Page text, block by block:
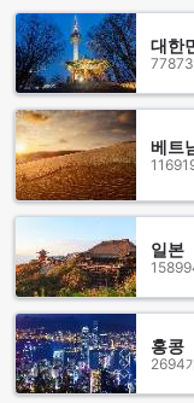
있습니다.
마게랑 셀라탄은 고
다. 이 호텔은 탁 트
들로 손님들의 편안
다. 또한, 마게랑 셀
한 레저 시설들을 갖
있습니다.
마게랑 셀라탄은 마
합니다. 이 호텔에서
인도네시아의 아름
시티허브 호텔 @자
시티허브 호텔 @자
으며, 가장 가까운 공
공항에서 호텔로 이
대한
베트
일본
홍콩
2694